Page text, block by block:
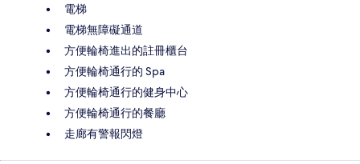
電梯
電梯無障礙通道
方便輪椅進出的註冊櫃台
方便輪椅通行的 Spa
方便輪椅通行的健身中心
方便輪椅通行的餐廳
走廊有警報閃燈